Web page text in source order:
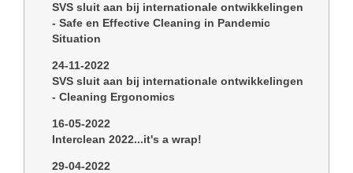
SVS sluit aan bij internationale ontwikkelingen
- Safe en Effective Cleaning in Pandemic
Situation
24-11-2022
SVS sluit aan bij internationale ontwikkelingen
- Cleaning Ergonomics
16-05-2022
Interclean 2022...it's a wrap!
29-04-2022